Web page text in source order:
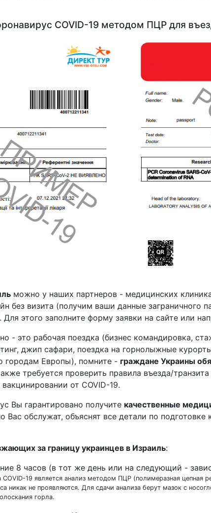
COVID-19 методом ПЦР для
можно у наших партнеров - медицинских
визита (получим ваши данные заграничного
этого заполните форму заявки на сайте или
- это рабочая поездка (бизнес командировка,
джип сафари, поездка на горнолыжные
городам Европы), помните - граждане Украины
требуется проверить правила въезда/
от COVID-19.
Вы гарантировано получите качественные
обслужат, объяснят все детали по
за границу украинцев в Израиль:
8 часов (в тот же день или на следующий -
19 является анализ методом ПЦР (полимеразная цепная
никак не проявляются. Для сдачи анализа берут мазок с
горла.